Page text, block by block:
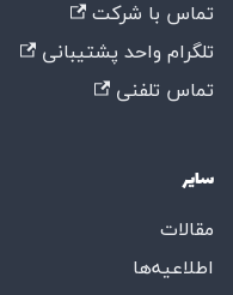
تماس با شرکت
تلگرام واحد پشتیبانی
تماس تلفنی
سایر
مقالات
اطلاعیه‌ها